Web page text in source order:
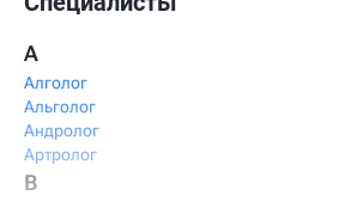
А
Алголог
Альголог
Андролог
Артролог
В